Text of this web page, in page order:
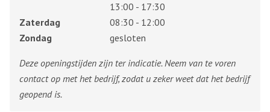
13:00 - 17:30
Zaterdag
08:30 - 12:00
Zondag
gesloten
Deze openingstijden zijn ter indicatie. Neem van te voren
contact op met het bedrijf, zodat u zeker weet dat het bedrijf
geopend is.